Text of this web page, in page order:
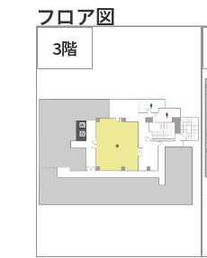
フロア図
3階